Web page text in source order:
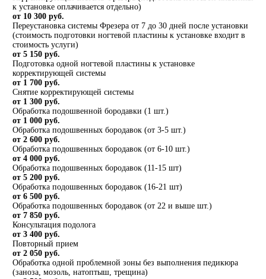
к установке оплачивается отдельно)
от 10 300 руб.
Переустановка системы Фрезера от 7 до 30 дней после установки
(стоимость подготовки ногтевой пластины к установке входит в
стоимость услуги)
от 5 150 руб.
Подготовка одной ногтевой пластины к установке
корректирующей системы
от 1 700 руб.
Снятие корректирующей системы
от 1 300 руб.
Обработка подошвенной бородавки (1 шт.)
от 1 000 руб.
Обработка подошвенных бородавок (от 3-5 шт.)
от 2 600 руб.
Обработка подошвенных бородавок (от 6-10 шт.)
от 4 000 руб.
Обработка подошвенных бородавок (11-15 шт)
от 5 200 руб.
Обработка подошвенных бородавок (16-21 шт)
от 6 500 руб.
Обработка подошвенных бородавок (от 22 и выше шт.)
от 7 850 руб.
Консультация подолога
от 3 400 руб.
Повторный прием
от 2 050 руб.
Обработка одной проблемной зоны без выполнения педикюра
(заноза, мозоль, натоптыш, трещина)